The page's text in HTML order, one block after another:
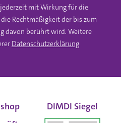
mit Wirkung für die
Rechtmäßigkeit der bis zum
davon berührt wird. Weitere
Datenschutzerklärung
DIMDI Siegel